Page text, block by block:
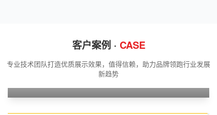
客户案例 · CASE
专业技术团队打造优质展示效果，值得信赖，助力品牌领跑行业发展
新趋势
江苏携同机器人有限公司